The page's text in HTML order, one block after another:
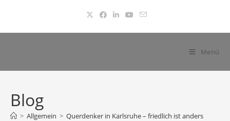
springen
Menü
Blog
> Allgemein > Querdenker in Karlsruhe – friedlich ist anders